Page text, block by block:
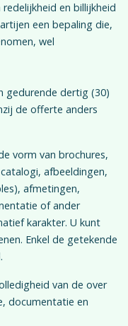
en billijkheid
een bepaling die,
wel
gedurende dertig (30)
de offerte anders
vorm van brochures,
afbeeldingen,
afmetingen,
of ander
karakter. U kunt
Enkel de getekende
van de over
documentatie en